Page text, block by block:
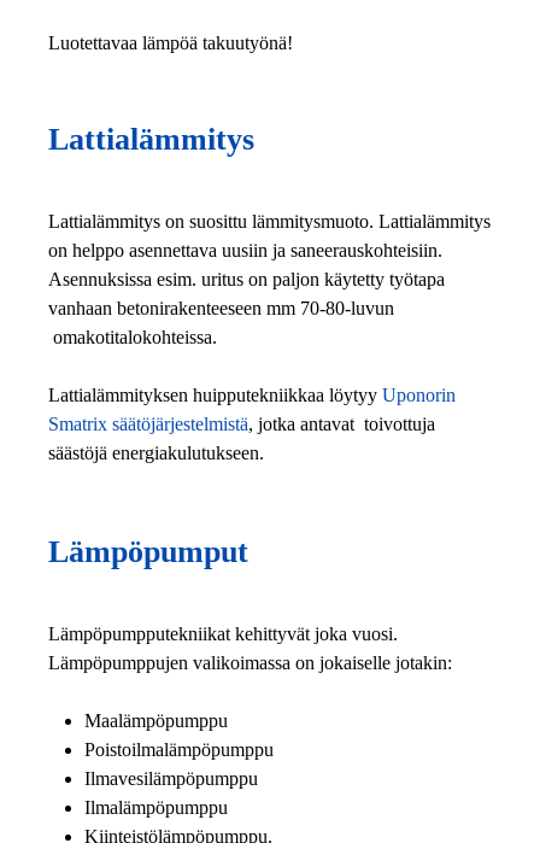
Luotettavaa lämpöä takuutyönä!
Lattialämmitys
Lattialämmitys on suosittu lämmitysmuoto. Lattialämmitys
on helppo asennettava uusiin ja saneerauskohteisiin.
Asennuksissa esim. uritus on paljon käytetty työtapa
vanhaan betonirakenteeseen mm 70-80-luvun
omakotitalokohteissa.
Lattialämmityksen huipputekniikkaa löytyyUponorin
Smatrix säätöjärjestelmistä, jotka antavat toivottuja
säästöjä energiakulutukseen.
Lämpöpumput
Lämpöpumpputekniikat kehittyvät joka vuosi.
Lämpöpumppujen valikoimassa on jokaiselle jotakin:
Maalämpöpumppu
Poistoilmalämpöpumppu
Ilmavesilämpöpumppu
Ilmalämpöpumppu
Kiinteistölämpöpumppu.